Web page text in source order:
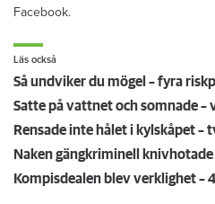
Facebook.
Läs också